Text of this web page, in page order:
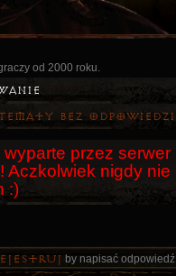
od 2000 roku.
bez odpowiedzi
przez serwer
Aczkolwiek nigdy nie
:)
by napisać odpowiedź